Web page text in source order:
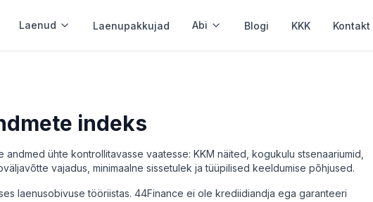
Laenud
pangad Ilma tagatiseta
Laenupakkujad Abi Blogi KKK Kontakt
indeks
ühte kontrollitavasse vaatesse: KKM näited, kogukulu stsenaariumid,
vajadus, minimaalne sissetulek ja tüüpilised keeldumise põhjused.
laenusobivuse tööriistas. 44Finance ei ole krediidiandja ega garanteeri